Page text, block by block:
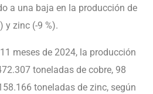
a una baja en la producción de
y zinc (-9 %).
meses de 2024, la producción
toneladas de cobre, 98
toneladas de zinc, según